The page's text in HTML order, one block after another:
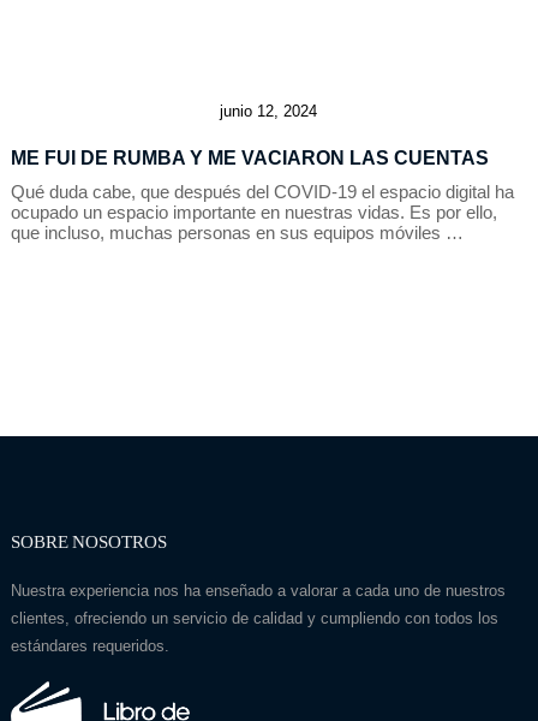
junio 12, 2024
ME FUI DE RUMBA Y ME VACIARON LAS CUENTAS
Qué duda cabe, que después del COVID-19 el espacio digital ha
ocupado un espacio importante en nuestras vidas. Es por ello,
que incluso, muchas personas en sus equipos móviles …
SOBRE NOSOTROS
Nuestra experiencia nos ha enseñado a valorar a cada uno de nuestros
clientes, ofreciendo un servicio de calidad y cumpliendo con todos los
estándares requeridos.